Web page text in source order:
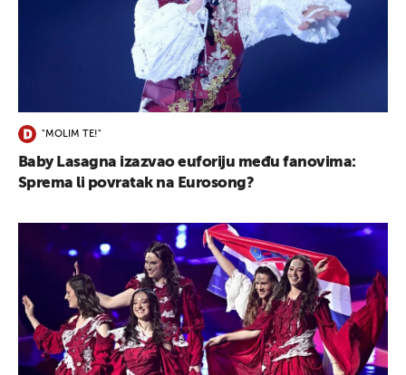
"MOLIM TE!"
Baby Lasagna izazvao euforiju među fanovima:
Sprema li povratak na Eurosong?